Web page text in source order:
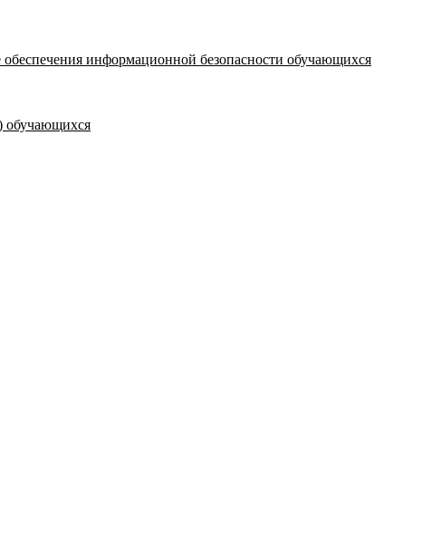
информационной безопасности обучающихся
обучающихся